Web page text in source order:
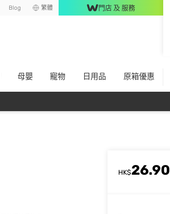
Blog 繁體 門店 及 服務
母嬰 寵物 日用品 原箱優惠
HK$26.90